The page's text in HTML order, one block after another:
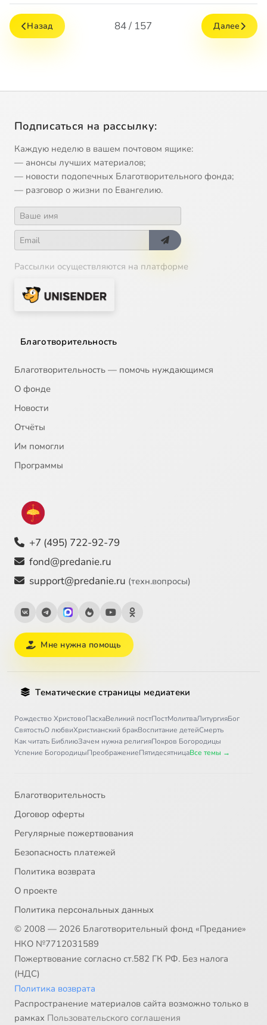
Назад 84 / 157 Далее
Подписаться на рассылку:
Каждую неделю в вашем почтовом ящике:
— анонсы лучших материалов;
— новости подопечных Благотворительного фонда;
— разговор о жизни по Евангелию.
Рассылки осуществляются на платформе
Благотворительность
Благотворительность — помочь нуждающимся
О фонде
Новости
Отчёты
Им помогли
Программы
+7 (495) 722-92-79
fond@predanie.ru
support@predanie.ru (техн.вопросы)
Мне нужна помощь
Тематические страницы медиатеки
Рождество ХристовоПасхаВеликий постПостМолитваЛитургияБог
СвятостьО любвиХристианский бракВоспитание детейСмерть
Как читать БиблиюЗачем нужна религияПокров Богородицы
Успение БогородицыПреображениеПятидесятницаВсе темы →
Благотворительность
Договор оферты
Регулярные пожертвования
Безопасность платежей
Политика возврата
О проекте
Политика персональных данных
© 2008 — 2026 Благотворительный фонд «Предание»
НКО №7712031589
Пожертвование согласно ст.582 ГК РФ. Без налога
(НДС)
Политика возврата
Распространение материалов сайта возможно только в
рамках Пользовательского соглашения